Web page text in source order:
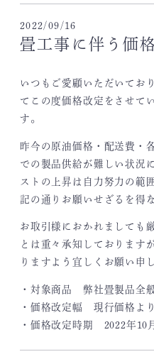
2022/09/16
畳工事に伴う価
いつもご愛顧いただいてお
てこの度価格改定をさせて
す。
昨今の原油価格・配送費・
での製品供給が難しい状況
ストの上昇は自力努力の範
記の通りお願いせざるを得
お取引様におかれましても
とは重々承知しております
りますよう宜しくお願い申
・対象商品 弊社畳製品全
・価格改定幅 現行価格よ
・価格改定時期 2022年10